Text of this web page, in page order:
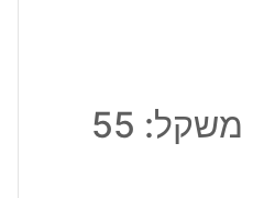
ג'ספר שרי מוט משקל: 55